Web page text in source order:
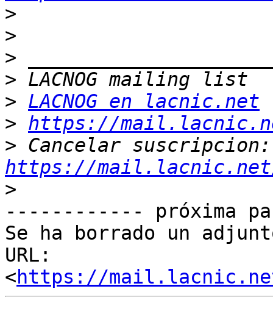
>
>
>
>
> LACNOG en lacnic.net
> https://
>
https://mail.lacnic.net/
>
------------ próxima
Se ha borrado un
URL:
<https://mail.lacnic.net/